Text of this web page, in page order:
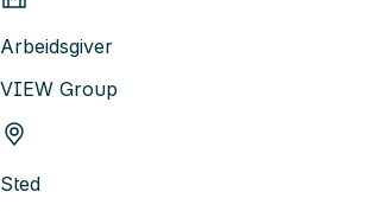
Arbeidsgiver
VIEW Group
Sted